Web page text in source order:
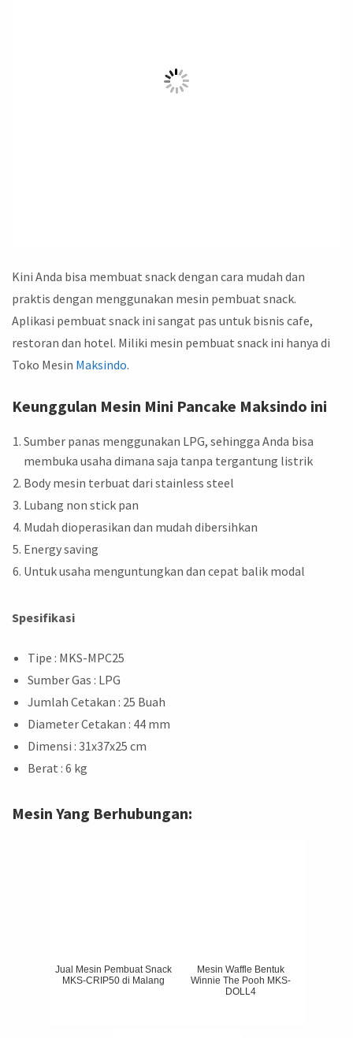
Kini Anda bisa membuat snack dengan cara mudah dan
praktis dengan menggunakan mesin pembuat snack.
Aplikasi pembuat snack ini sangat pas untuk bisnis cafe,
restoran dan hotel. Miliki mesin pembuat snack ini hanya di
Toko Mesin Maksindo.
Keunggulan Mesin Mini Pancake Maksindo ini
Sumber panas menggunakan LPG, sehingga Anda bisa
membuka usaha dimana saja tanpa tergantung listrik
Body mesin terbuat dari stainless steel
Lubang non stick pan
Mudah dioperasikan dan mudah dibersihkan
Energy saving
Untuk usaha menguntungkan dan cepat balik modal
Spesifikasi
Tipe : MKS-MPC25
Sumber Gas : LPG
Jumlah Cetakan : 25 Buah
Diameter Cetakan : 44 mm
Dimensi : 31x37x25 cm
Berat : 6 kg
Mesin Yang Berhubungan:
Jual Mesin Pembuat Snack
MKS-CRIP50 di Malang
Mesin Waffle Bentuk
Winnie The Pooh MKS-
DOLL4